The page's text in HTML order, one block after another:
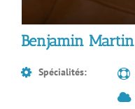
Benjamin Martin
Spécialités: